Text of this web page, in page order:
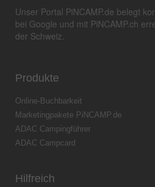
Unser Portal PiNCAMP.de belegt
bei Google und mit PiNCAMP.ch
der Schweiz.
Produkte
Online-Buchbarkeit
Marketingpakete PiNCAMP.de
ADAC Campingführer
ADAC Campcard
Hilfreich